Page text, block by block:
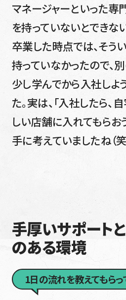
マネージャーといった
を持っていないとできな
卒業した時点では、そう
持っていなかったので、
少し学んでから入社しよ
た。実は、「入社したら、
しい店舗に入れてもらお
手に考えていましたね（笑
手厚いサポート
のある環境
1日の流れを教えてもらっ